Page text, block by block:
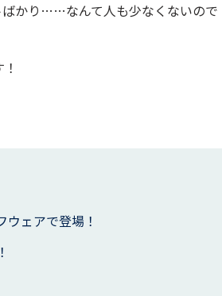
ばかり……なんて人も少なくないので
ェアで登場！